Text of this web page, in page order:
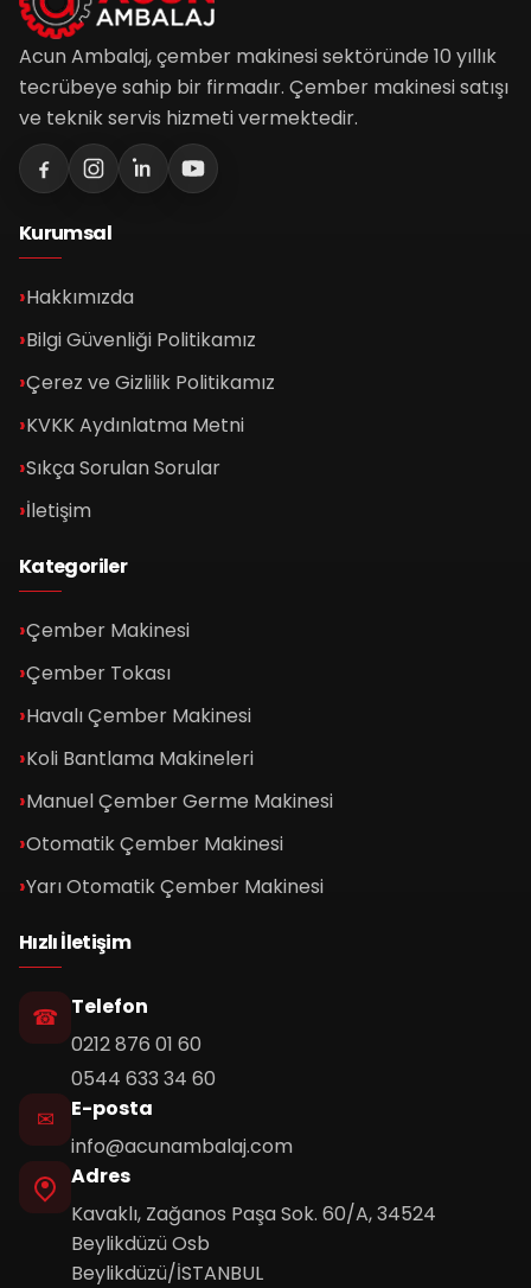
Acun Ambalaj, çember makinesi sektöründe 10 yıllık
tecrübeye sahip bir firmadır. Çember makinesi satışı
ve teknik servis hizmeti vermektedir.
Kurumsal
Hakkımızda
Bilgi Güvenliği Politikamız
Çerez ve Gizlilik Politikamız
KVKK Aydınlatma Metni
Sıkça Sorulan Sorular
İletişim
Kategoriler
Çember Makinesi
Çember Tokası
Havalı Çember Makinesi
Koli Bantlama Makineleri
Manuel Çember Germe Makinesi
Otomatik Çember Makinesi
Yarı Otomatik Çember Makinesi
Hızlı İletişim
Telefon
0212 876 01 60
0544 633 34 60
E-posta
info@acunambalaj.com
Adres
Kavaklı, Zağanos Paşa Sok. 60/A, 34524
Beylikdüzü Osb
Beylikdüzü/İSTANBUL